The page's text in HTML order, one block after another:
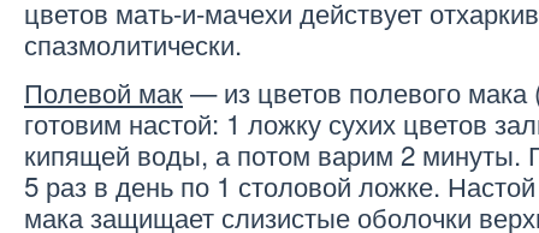
цветов мать-и-мачехи действует
спазмолитически.
Полевой мак— из цветов полевого мака
готовим настой: 1 ложку сухих цветов
кипящей воды, а потом варим 2 минуты.
5 раз в день по 1 столовой ложке.
мака защищает слизистые оболочки